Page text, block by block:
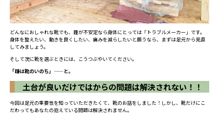
どんなにおしゃれな靴でも、踵が不安定なら身体にとっては「トラブルメーカー」です。
身体を整えたい、動きを良くしたい、痛みを減らしたいと願うなら、まずは足元から見直
してみましょう。
そして次に靴を選ぶときには、こうつぶやいてください。
「踵は靴のいのち」——と。
土台が良いだけではからの問題は解決されない！！
今回は足元の重要性を知っていただきたくて、靴のお話をしました！しかし、靴だけにこ
だわってもあなたの抱えている問題は解決されません。